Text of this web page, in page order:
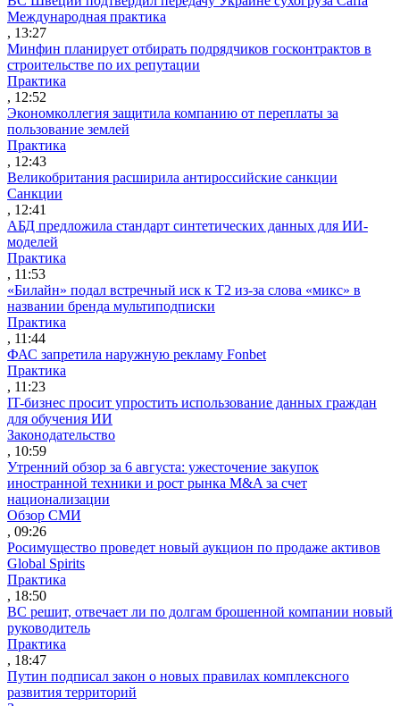
Международная практика
, 13:27
Минфин планирует отбирать подрядчиков госконтрактов в
строительстве по их репутации
Практика
, 12:52
Экономколлегия защитила компанию от переплаты за
пользование землей
Практика
, 12:43
Великобритания расширила антироссийские санкции
Санкции
, 12:41
АБД предложила стандарт синтетических данных для ИИ-
моделей
Практика
, 11:53
«Билайн» подал встречный иск к Т2 из-за слова «микс» в
названии бренда мультиподписки
Практика
, 11:44
ФАС запретила наружную рекламу Fonbet
Практика
, 11:23
IT-бизнес просит упростить использование данных граждан
для обучения ИИ
Законодательство
, 10:59
Утренний обзор за 6 августа: ужесточение закупок
иностранной техники и рост рынка M&A за счет
национализации
Обзор СМИ
, 09:26
Росимущество проведет новый аукцион по продаже активов
Global Spirits
Практика
, 18:50
ВС решит, отвечает ли по долгам брошенной компании новый
руководитель
Практика
, 18:47
Путин подписал закон о новых правилах комплексного
развития территорий